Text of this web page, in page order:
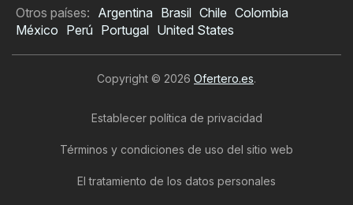
Otros países: Argentina Brasil Chile Colombia
México Perú Portugal United States
Copyright © 2026 Ofertero.es.
Establecer política de privacidad
Términos y condiciones de uso del sitio web
El tratamiento de los datos personales